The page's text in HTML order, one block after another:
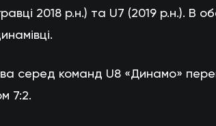
2018 р.н.) та U7 (2019 р.н.). В
серед команд U8 «Динамо»
7:2.